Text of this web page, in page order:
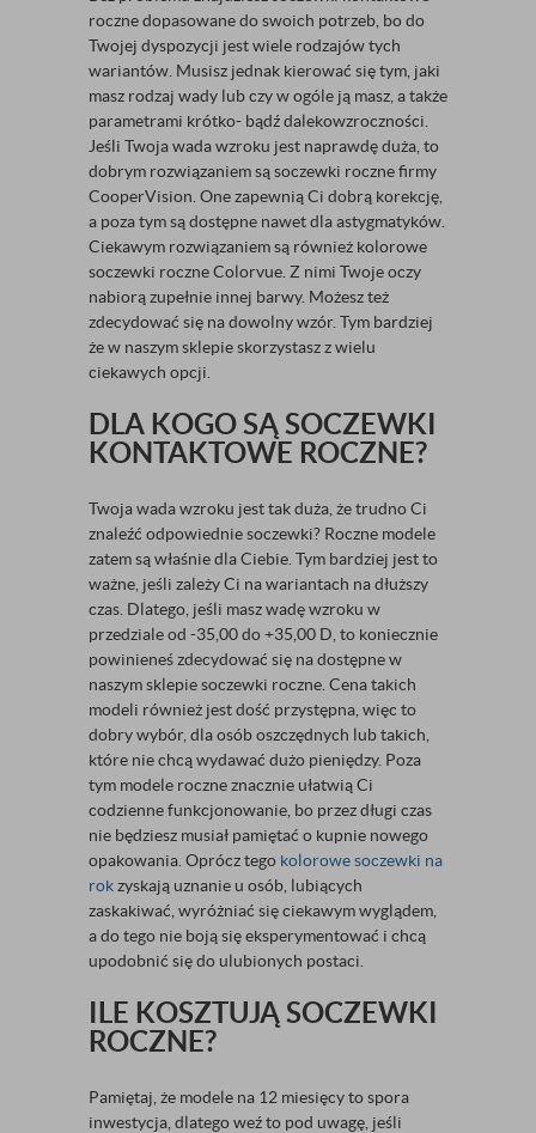
roczne dopasowane do swoich potrzeb, bo do
Twojej dyspozycji jest wiele rodzajów tych
wariantów. Musisz jednak kierować się tym, jaki
masz rodzaj wady lub czy w ogóle ją masz, a także
parametrami krótko- bądź dalekowzroczności.
Jeśli Twoja wada wzroku jest naprawdę duża, to
dobrym rozwiązaniem są soczewki roczne firmy
CooperVision. One zapewnią Ci dobrą korekcję,
a poza tym są dostępne nawet dla astygmatyków.
Ciekawym rozwiązaniem są również kolorowe
soczewki roczne Colorvue. Z nimi Twoje oczy
nabiorą zupełnie innej barwy. Możesz też
zdecydować się na dowolny wzór. Tym bardziej
że w naszym sklepie skorzystasz z wielu
ciekawych opcji.
DLA KOGO SĄ SOCZEWKI
KONTAKTOWE ROCZNE?
Twoja wada wzroku jest tak duża, że trudno Ci
znaleźć odpowiednie soczewki? Roczne modele
zatem są właśnie dla Ciebie. Tym bardziej jest to
ważne, jeśli zależy Ci na wariantach na dłuższy
czas. Dlatego, jeśli masz wadę wzroku w
przedziale od -35,00 do +35,00 D, to koniecznie
powinieneś zdecydować się na dostępne w
naszym sklepie soczewki roczne. Cena takich
modeli również jest dość przystępna, więc to
dobry wybór, dla osób oszczędnych lub takich,
które nie chcą wydawać dużo pieniędzy. Poza
tym modele roczne znacznie ułatwią Ci
codzienne funkcjonowanie, bo przez długi czas
nie będziesz musiał pamiętać o kupnie nowego
opakowania. Oprócz tego kolorowe soczewki na
rokzyskają uznanie u osób, lubiących
zaskakiwać, wyróżniać się ciekawym wyglądem,
a do tego nie boją się eksperymentować i chcą
upodobnić się do ulubionych postaci.
ILE KOSZTUJĄ SOCZEWKI
ROCZNE?
Pamiętaj, że modele na 12 miesięcy to spora
inwestycja, dlatego weź to pod uwagę, jeśli